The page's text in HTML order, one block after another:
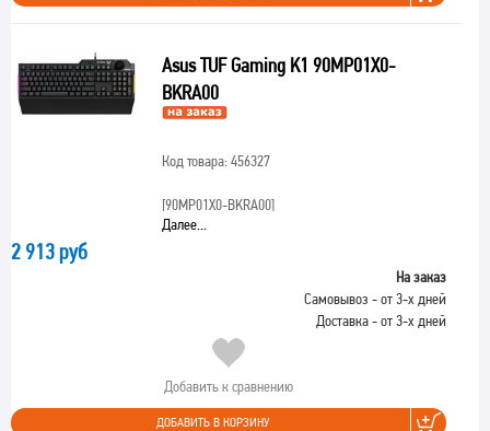
Asus TUF Gaming K1 90MP01X0-
BKRA00
Код товара: 456327
[90MP01X0-BKRA00]
Далее...
2 913 руб
На заказ
Самовывоз - от 3-х дней
Доставка - от 3-х дней
Добавить к сравнению
ДОБАВИТЬ В КОРЗИНУ